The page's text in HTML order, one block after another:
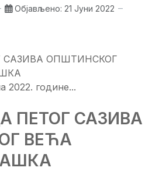
Објављено: 21 Јуни 2022
САЗИВА ОПШТИНСКОГ
2022. године...
ПЕТОГ САЗИВА
ВЕЋА